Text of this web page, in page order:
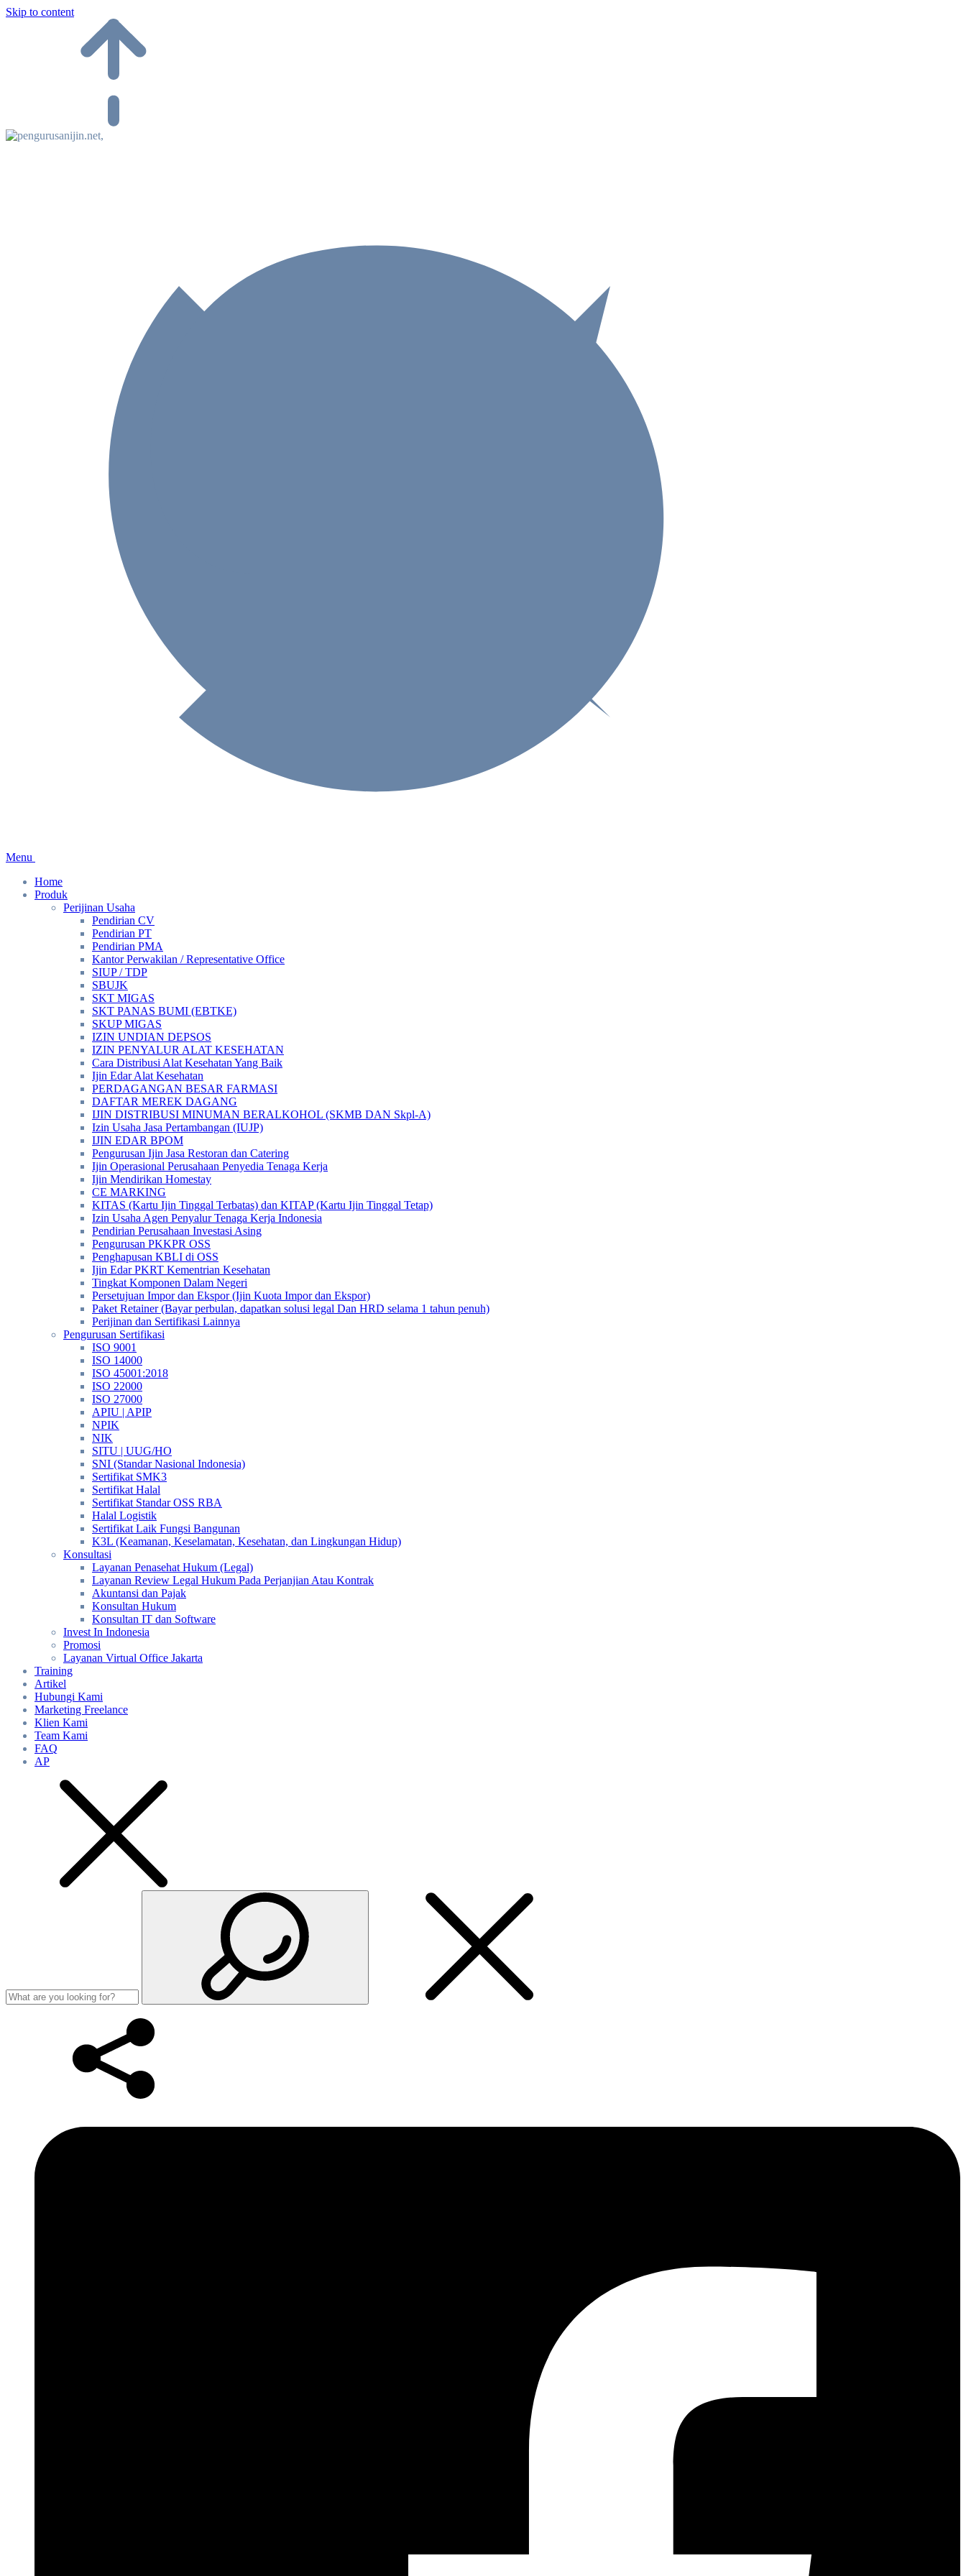
Skip to content
Menu
Home
Produk
Perijinan Usaha
Pendirian CV
Pendirian PT
Pendirian PMA
Kantor Perwakilan / Representative Office
SIUP / TDP
SBUJK
SKT MIGAS
SKT PANAS BUMI (EBTKE)
SKUP MIGAS
IZIN UNDIAN DEPSOS
IZIN PENYALUR ALAT KESEHATAN
Cara Distribusi Alat Kesehatan Yang Baik
Ijin Edar Alat Kesehatan
PERDAGANGAN BESAR FARMASI
DAFTAR MEREK DAGANG
IJIN DISTRIBUSI MINUMAN BERALKOHOL (SKMB DAN Skpl-A)
Izin Usaha Jasa Pertambangan (IUJP)
IJIN EDAR BPOM
Pengurusan Ijin Jasa Restoran dan Catering
Ijin Operasional Perusahaan Penyedia Tenaga Kerja
Ijin Mendirikan Homestay
CE MARKING
KITAS (Kartu Ijin Tinggal Terbatas) dan KITAP (Kartu Ijin Tinggal Tetap)
Izin Usaha Agen Penyalur Tenaga Kerja Indonesia
Pendirian Perusahaan Investasi Asing
Pengurusan PKKPR OSS
Penghapusan KBLI di OSS
Ijin Edar PKRT Kementrian Kesehatan
Tingkat Komponen Dalam Negeri
Persetujuan Impor dan Ekspor (Ijin Kuota Impor dan Ekspor)
Paket Retainer (Bayar perbulan, dapatkan solusi legal Dan HRD selama 1 tahun penuh)
Perijinan dan Sertifikasi Lainnya
Pengurusan Sertifikasi
ISO 9001
ISO 14000
ISO 45001:2018
ISO 22000
ISO 27000
APIU | APIP
NPIK
NIK
SITU | UUG/HO
SNI (Standar Nasional Indonesia)
Sertifikat SMK3
Sertifikat Halal
Sertifikat Standar OSS RBA
Halal Logistik
Sertifikat Laik Fungsi Bangunan
K3L (Keamanan, Keselamatan, Kesehatan, dan Lingkungan Hidup)
Konsultasi
Layanan Penasehat Hukum (Legal)
Layanan Review Legal Hukum Pada Perjanjian Atau Kontrak
Akuntansi dan Pajak
Konsultan Hukum
Konsultan IT dan Software
Invest In Indonesia
Promosi
Layanan Virtual Office Jakarta
Training
Artikel
Hubungi Kami
Marketing Freelance
Klien Kami
Team Kami
FAQ
AP